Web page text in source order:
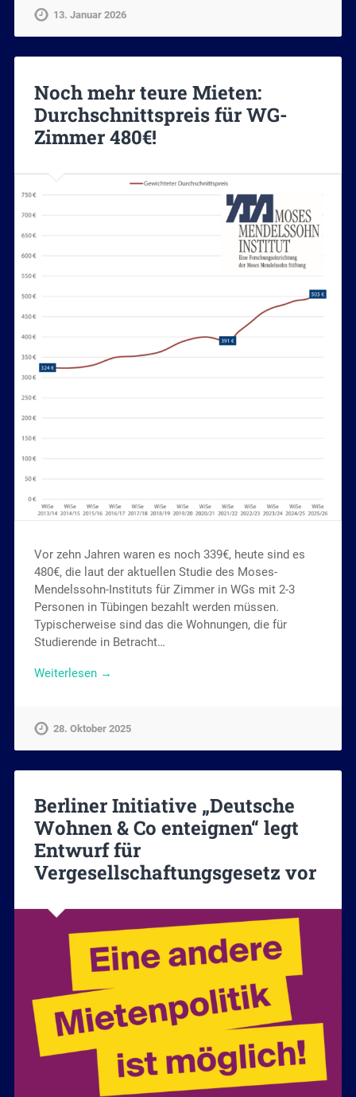
13. Januar 2026
Noch mehr teure Mieten:
Durchschnittspreis für WG-
Zimmer 480€!
Vor zehn Jahren waren es noch 339€, heute sind es
480€, die laut der aktuellen Studie des Moses-
Mendelssohn-Instituts für Zimmer in WGs mit 2-3
Personen in Tübingen bezahlt werden müssen.
Typischerweise sind das die Wohnungen, die für
Studierende in Betracht…
Weiterlesen →
28. Oktober 2025
Berliner Initiative „Deutsche
Wohnen & Co enteignen“ legt
Entwurf für
Vergesellschaftungsgesetz vor